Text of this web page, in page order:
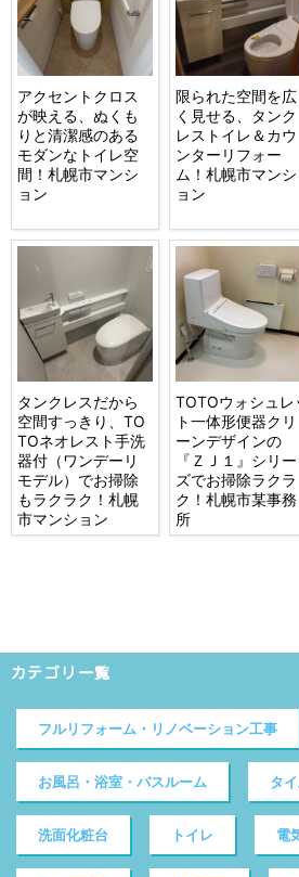
アクセントクロス
が映える、ぬくも
りと清潔感のある
モダンなトイレ空
間！札幌市マンシ
ョン
限られた空間を広
く見せる、タンク
レストイレ＆カウ
ンターリフォー
ム！札幌市マンシ
ョン
タンクレスだから
空間すっきり、TO
TOネオレスト手洗
器付（ワンデーリ
モデル）でお掃除
もラクラク！札幌
市マンション
TOTOウォシュレ
ト一体形便器クリ
ーンデザインの
『ＺＪ１』シリー
ズでお掃除ラクラ
ク！札幌市某事務
所
カテゴリ一覧
フルリフォーム・リノベーション工事
お風呂・浴室・バスルーム タ
洗面化粧台 トイレ 電